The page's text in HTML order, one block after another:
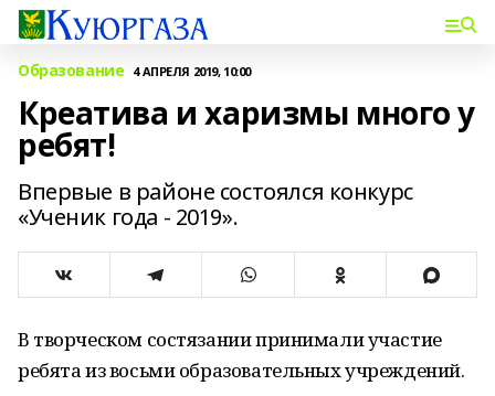
Образование 4 АПРЕЛЯ 2019, 10:00
Креатива и харизмы много у
ребят!
Впервые в районе состоялся конкурс
«Ученик года - 2019».
В творческом состязании принимали участие
ребята из восьми образовательных учреждений.